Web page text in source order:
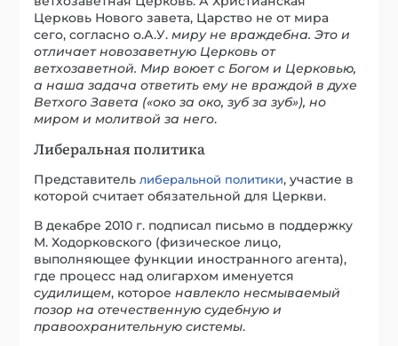
Церковь Нового завета, Царство не от мира
сего, согласно о.А.У.миру не враждебна. Это и
отличает новозаветную Церковь от
ветхозаветной. Мир воюет с Богом и Церковью,
а наша задача ответить ему не враждой в духе
Ветхого Завета («око за око, зуб за зуб»), но
миром и молитвой за него.
Либеральная политика
Представительлиберальной политики, участие в
которой считает обязательной для Церкви.
В декабре 2010 г. подписал письмо в поддержку
М. Ходорковского (физическое лицо,
выполняющее функции иностранного агента),
где процесс над олигархом именуется
судилищем, котороенавлекло несмываемый
позор на отечественную судебную и
правоохранительную системы.